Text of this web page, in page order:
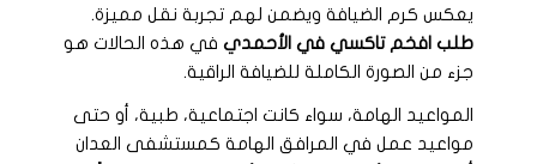
يعكس كرم الضيافة ويضمن لهم تجربة نقل مميزة.
طلب افخم تاكسي في الأحمديفي هذه الحالات هو
جزء من الصورة الكاملة للضيافة الراقية.
المواعيد الهامة، سواء كانت اجتماعية، طبية، أو حتى
مواعيد عمل في المرافق الهامة كمستشفى العدان